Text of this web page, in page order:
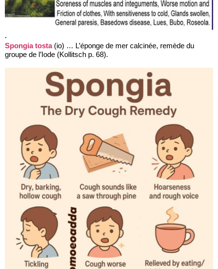
.
Spongia tosta(io) … L’éponge de mer calcinée, remède du
groupe de l’Iode (Kollitsch p. 68).